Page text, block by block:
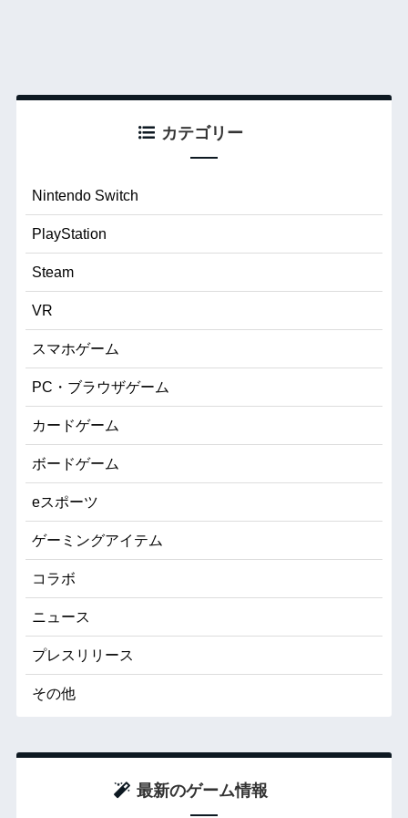
カテゴリー
Nintendo Switch
PlayStation
Steam
VR
スマホゲーム
PC・ブラウザゲーム
カードゲーム
ボードゲーム
eスポーツ
ゲーミングアイテム
コラボ
ニュース
プレスリリース
その他
最新のゲーム情報